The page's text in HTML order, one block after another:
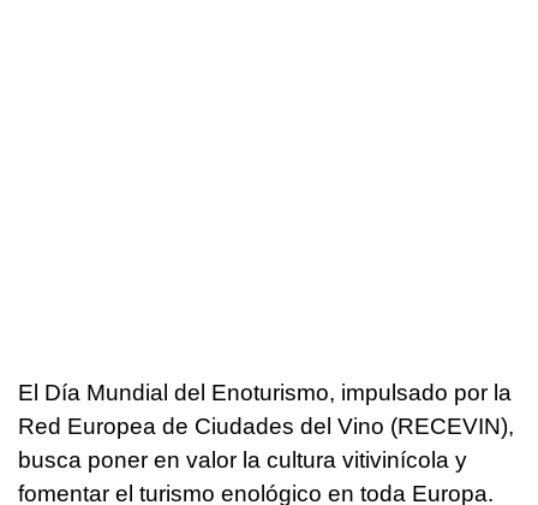
El Día Mundial del Enoturismo, impulsado por la
Red Europea de Ciudades del Vino (RECEVIN),
busca poner en valor la cultura vitivinícola y
fomentar el turismo enológico en toda Europa.